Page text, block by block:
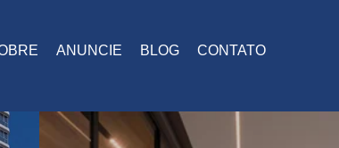
ANUNCIE BLOG CONTATO